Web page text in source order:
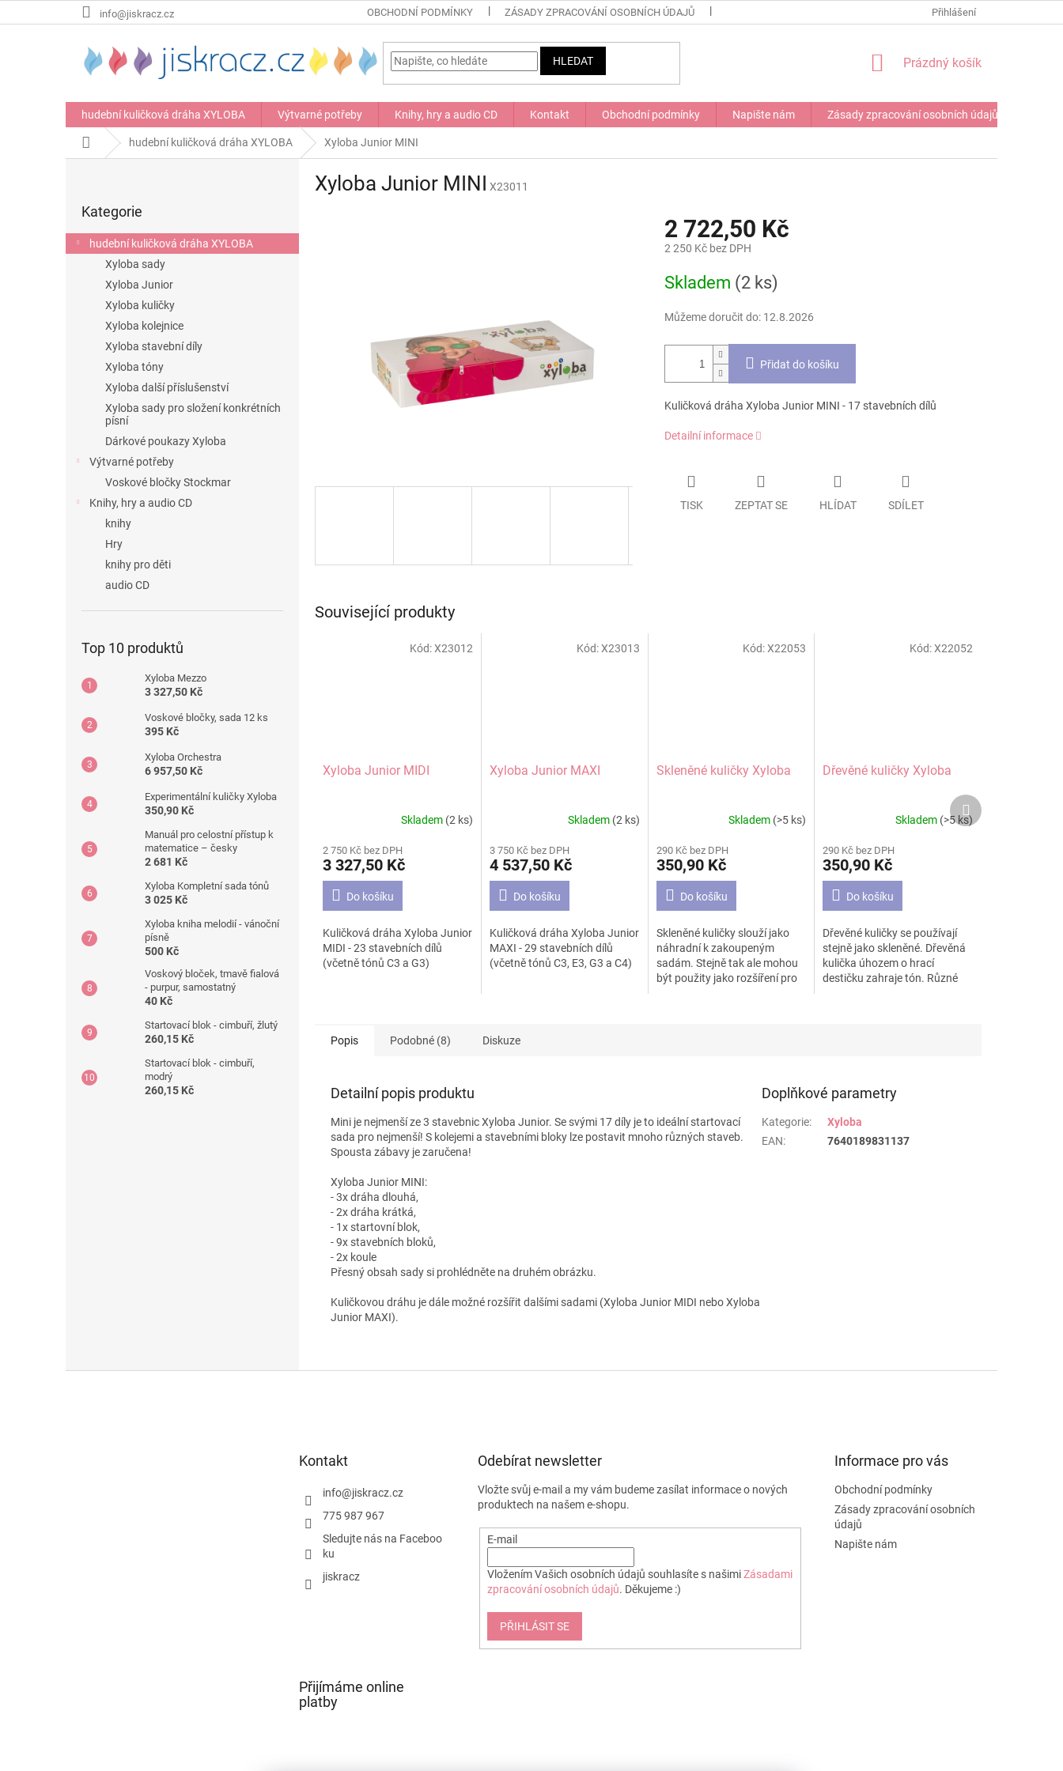
na
info@jiskracz.cz OBCHODNÍ PODMÍNKY ZÁSADY ZPRACOVÁNÍ OSOBNÍCH ÚDAJŮ Přihlášení
HLEDAT
NÁKUPNÍ
Prázdný košík
hudební kuličková dráha XYLOBA Výtvarné potřeby Knihy, hry a audio CD Kontakt Obchodní podmínky Napište nám Zásady zpracování osobních údajů
Domů hudební kuličková dráha XYLOBA Xyloba Junior MINI
r
a
kategorie
Kategorie
hudební kuličková dráha XYLOBA
Xyloba sady
Xyloba Junior
Xyloba kuličky
Xyloba kolejnice
Xyloba stavební díly
Xyloba tóny
Xyloba další příslušenství
Xyloba sady pro složení konkrétních
písní
Dárkové poukazy Xyloba
Výtvarné potřeby
Voskové bločky Stockmar
Knihy, hry a audio CD
knihy
Hry
knihy pro děti
audio CD
Top 10 produktů
Xyloba Mezzo
3 327,50 Kč
Voskové bločky, sada 12 ks
395 Kč
Xyloba Orchestra
6 957,50 Kč
Experimentální kuličky Xyloba
350,90 Kč
Manuál pro celostní přístup k
matematice – česky
2 681 Kč
Xyloba Kompletní sada tónů
3 025 Kč
Xyloba kniha melodií - vánoční
písně
500 Kč
Voskový bloček, tmavě fialová
- purpur, samostatný
40 Kč
Startovací blok - cimbuří, žlutý
260,15 Kč
Startovací blok - cimbuří,
modrý
260,15 Kč
Xyloba Junior MINI X23011
2 722,50 Kč
2 250 Kč bez DPH
cena:
Skladem (2 ks)
Můžeme doručit do: 12.8.2026
Přidat do košíku
Kuličková dráha Xyloba Junior MINI - 17 stavebních dílů
Detailní informace
TISK ZEPTAT SE HLÍDAT SDÍLET
Související produkty
Xyloba Junior MIDI
Skladem (2 ks)
2 750 Kč bez DPH
3 327,50 Kč
Do košíku
Kuličková dráha Xyloba Junior
MIDI - 23 stavebních dílů
(včetně tónů C3 a G3)
Kód:X23012
Xyloba Junior MAXI
produktu
je
5,0
5
hvězdiček.
Skladem (2 ks)
3 750 Kč bez DPH
4 537,50 Kč
Do košíku
Kuličková dráha Xyloba Junior
MAXI - 29 stavebních dílů
(včetně tónů C3, E3, G3 a C4)
Kód:X23013
Skleněné kuličky Xyloba
produktu
je
5,0
5
hvězdiček.
Skladem (>5 ks)
290 Kč bez DPH
350,90 Kč
Do košíku
Skleněné kuličky slouží jako
náhradní k zakoupeným
sadám. Stejně tak ale mohou
být použity jako rozšíření pro
Kód:X22053
Dřevěné kuličky Xyloba
produktu
je
5,0
5
hvězdiček.
Skladem (>5 ks)
290 Kč bez DPH
350,90 Kč
Do košíku
Dřevěné kuličky se používají
stejně jako skleněné. Dřevěná
kulička úhozem o hrací
destičku zahraje tón. Různé
Kód:X22052
Další
produkt
Popis Podobné (8) Diskuze
Detailní popis produktu
Mini je nejmenší ze 3 stavebnic Xyloba Junior. Se svými 17 díly je to ideální startovací
sada pro nejmenší! S kolejemi a stavebními bloky lze postavit mnoho různých staveb.
Spousta zábavy je zaručena!
Xyloba Junior MINI:
- 3x dráha dlouhá,
- 2x dráha krátká,
- 1x startovní blok,
- 9x stavebních bloků,
- 2x koule
Přesný obsah sady si prohlédněte na druhém obrázku.
Kuličkovou dráhu je dále možné rozšířit dalšími sadami (Xyloba Junior MIDI nebo Xyloba
Junior MAXI).
Doplňkové parametry
Kategorie:
Xyloba
EAN: 7640189831137
Kontakt
info@jiskracz.cz
775 987 967
Sledujte nás na Faceboo
ku
jiskracz
Odebírat newsletter
Vložte svůj e-mail a my vám budeme zasílat informace o nových
produktech na našem e-shopu.
E-mail
Vložením Vašich osobních údajů souhlasíte s našimiZásadami
zpracování osobních údajů. Děkujeme :)
PŘIHLÁSIT SE
Informace pro vás
Obchodní podmínky
Zásady zpracování osobních
údajů
Napište nám
Přijímáme online
platby